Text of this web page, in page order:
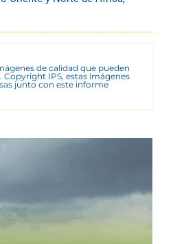
de calidad que pueden
Copyright IPS, estas imágenes
junto con este informe